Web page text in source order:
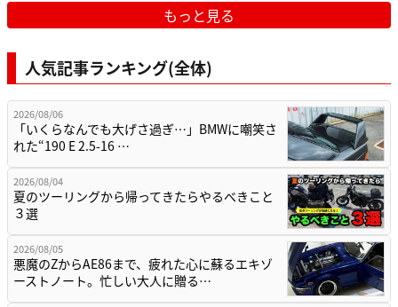
もっと見る
人気記事ランキング(全体)
2026/08/06
「いくらなんでも大げさ過ぎ…」BMWに嘲笑さ
れた“190 E 2.5-16 …
2026/08/04
夏のツーリングから帰ってきたらやるべきこと
３選
2026/08/05
悪魔のZからAE86まで、疲れた心に蘇るエキゾ
ーストノート。忙しい大人に贈る…